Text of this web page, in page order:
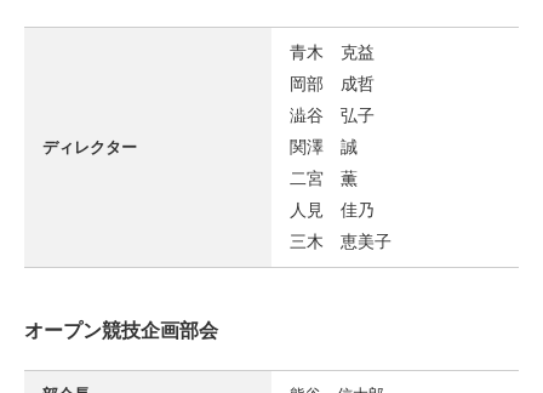
ディレクター
青木 克益
岡部 成哲
澁谷 弘子
関澤 誠
二宮 薫
人見 佳乃
三木 恵美子
オープン競技企画部会